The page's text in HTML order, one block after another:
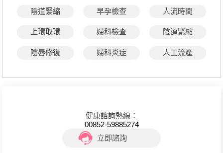
陰道緊縮 早孕檢查 人流時間
上環取環 婦科檢查 陰道緊縮
陰唇修復 婦科炎症 人工流產
健康諮詢熱線：
00852-59885274
立即諮詢